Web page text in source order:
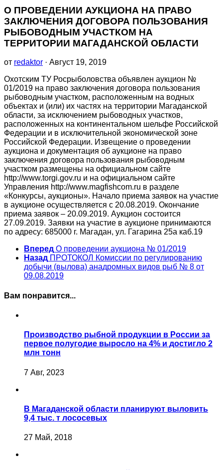
О ПРОВЕДЕНИИ АУКЦИОНА НА ПРАВО
ЗАКЛЮЧЕНИЯ ДОГОВОРА ПОЛЬЗОВАНИЯ
РЫБОВОДНЫМ УЧАСТКОМ НА
ТЕРРИТОРИИ МАГАДАНСКОЙ ОБЛАСТИ
от redaktor · Август 19, 2019
Охотским ТУ Росрыболовства объявлен аукцион №
01/2019 на право заключения договора пользования
рыбоводным участком, расположенным на водных
объектах и (или) их частях на территории Магаданской
области, за исключением рыбоводных участков,
расположенных на континентальном шельфе Российской
Федерации и в исключительной экономической зоне
Российской Федерации. Извещение о проведении
аукциона и документация об аукционе на право
заключения договора пользования рыбоводным
участком размещены на официальном сайте
http://www.torgi.gov.ru и на официальном сайте
Управления http://www.magfishcom.ru в разделе
«Конкурсы, аукционы». Начало приема заявок на участие
в аукционе осуществляется с 20.08.2019. Окончание
приема заявок – 20.09.2019. Аукцион состоится
27.09.2019. Заявки на участие в аукционе принимаются
по адресу: 685000 г. Магадан, ул. Гагарина 25а каб.19
Вперед О проведении аукциона № 01/2019
Назад ПРОТОКОЛ Комиссии по регулированию
добычи (вылова) анадромных видов рыб № 8 от
09.08.2019
Вам понравится...
Производство рыбной продукции в России за
первое полугодие выросло на 4% и достигло 2
млн тонн
7 Авг, 2023
В Магаданской области планируют выловить
9,4 тыс. т лососевых
27 Май, 2018